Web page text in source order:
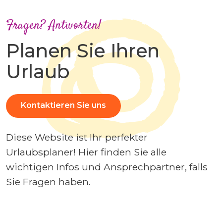
Fragen? Antworten!
Planen Sie Ihren
Urlaub
Kontaktieren Sie uns
Diese Website ist Ihr perfekter
Urlaubsplaner! Hier finden Sie alle
wichtigen Infos und Ansprechpartner, falls
Sie Fragen haben.